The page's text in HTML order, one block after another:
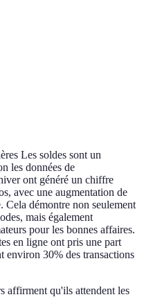
Les soldes sont un
les données de
ont généré un chiffre
avec une augmentation de
Cela démontre non seulement
mais également
pour les bonnes affaires.
en ligne ont pris une part
environ 30% des transactions
affirment qu'ils attendent les